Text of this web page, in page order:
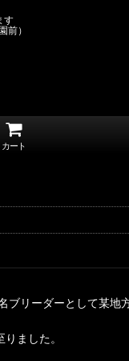
す
前）
カート
リーダーとして某
ました。